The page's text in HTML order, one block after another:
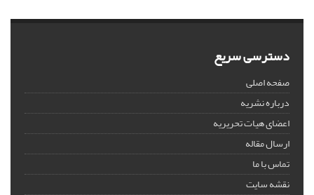
دسترسی سریع
صفحه اصلی
درباره نشریه
اعضای هیات تحریریه
ارسال مقاله
تماس با ما
نقشه سایت